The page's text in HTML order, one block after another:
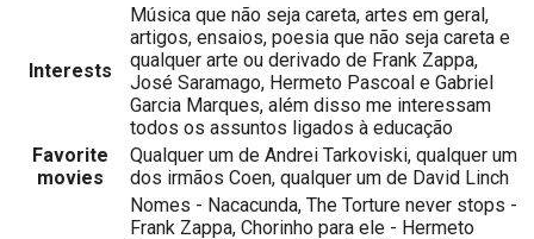
Interests
Música que não seja careta, artes em geral,
artigos, ensaios, poesia que não seja careta e
qualquer arte ou derivado de Frank Zappa,
José Saramago, Hermeto Pascoal e Gabriel
Garcia Marques, além disso me interessam
todos os assuntos ligados à educação
Favorite
movies
Qualquer um de Andrei Tarkoviski, qualquer um
dos irmãos Coen, qualquer um de David Linch
Nomes - Nacacunda, The Torture never stops -
Frank Zappa, Chorinho para ele - Hermeto